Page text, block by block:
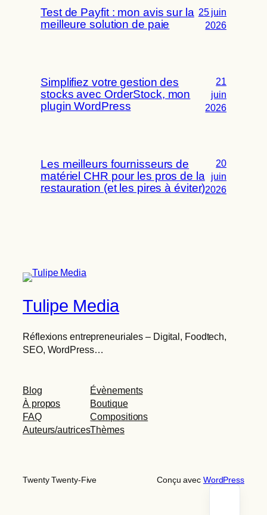
Test de Payfit : mon avis sur la
meilleure solution de paie
25 juin
2026
Simplifiez votre gestion des
stocks avec OrderStock, mon
plugin WordPress
21
juin
2026
Les meilleurs fournisseurs de
matériel CHR pour les pros de la
restauration (et les pires à éviter)
20
juin
2026
Tulipe Media
Réflexions entrepreneuriales – Digital, Foodtech,
SEO, WordPress…
Blog
À propos
FAQ
Auteurs/autrices
Évènements
Boutique
Compositions
Thèmes
Twenty Twenty-Five Conçu avec WordPress